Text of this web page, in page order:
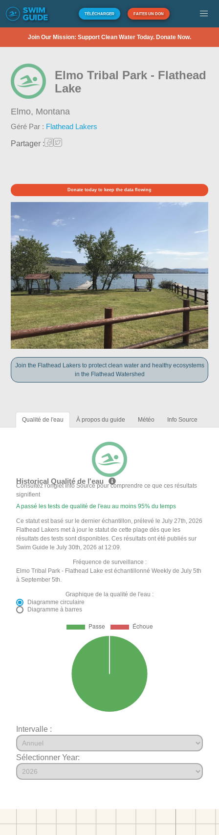
TÉLÉCHARGER FAITES UN DON
Join Our Mission: Support Clean Water Today. Donate Now.
Elmo Tribal Park - Flathead
Lake
Elmo, Montana
Géré Par : Flathead Lakers
Partager :
Donate today to keep the data flowing
Join the Flathead Lakers to protect clean water and healthy ecosystems
in the Flathead Watershed
Qualité de l'eau À propos du guide Météo Info Source
Historical Qualité de l'eau
Consultez l'onglet Info Source pour comprendre ce que ces résultats
signifient
A passé les tests de qualité de l'eau au moins 95% du temps
Ce statut est basé sur le dernier échantillon, prélevé le July 27th, 2026
Flathead Lakers met à jour le statut de cette plage dès que les
résultats des tests sont disponibles. Ces résultats ont été publiés sur
Swim Guide le July 30th, 2026 at 12:09.
Fréquence de surveillance :
Elmo Tribal Park - Flathead Lake est échantillonné Weekly de July 5th
à September 5th.
Graphique de la qualité de l'eau :
Diagramme circulaire
Diagramme à barres
Intervalle :
Sélectionner Year: